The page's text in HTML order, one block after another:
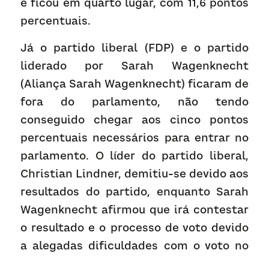
e ficou em quarto lugar, com 11,6 pontos
percentuais.
Já o partido liberal (FDP) e o partido
liderado por Sarah Wagenknecht
(Aliança Sarah Wagenknecht) ficaram de
fora do parlamento, não tendo
conseguido chegar aos cinco pontos
percentuais necessários para entrar no
parlamento. O líder do partido liberal,
Christian Lindner, demitiu-se devido aos
resultados do partido, enquanto Sarah
Wagenknecht afirmou que irá contestar
o resultado e o processo de voto devido
a alegadas dificuldades com o voto no